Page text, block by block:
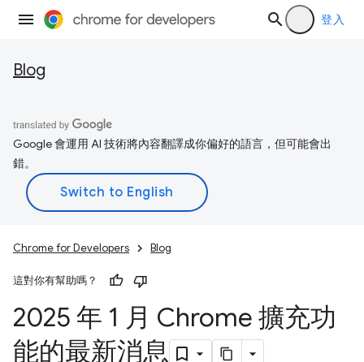
登入
Blog
Google 會運用 AI 技術將內容翻譯成你偏好的語言，但可能會出
錯。
Chrome for Developers Blog
這對你有幫助嗎？
2025 年 1 月 Chrome 擴充功
能的最新消息